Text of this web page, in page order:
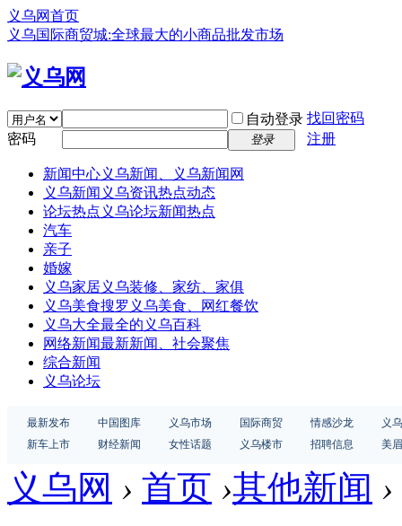
义乌网首页
义乌国际商贸城:全球最大的小商品批发市场
自动登录 找回密码
密码
登录 注册
新闻中心义乌新闻、义乌新闻网
义乌新闻 义乌资讯热点动态
论坛热点 义乌论坛新闻热点
汽车
亲子
婚嫁
义乌家居义乌装修、家纺、家俱
义乌美食搜罗义乌美食、网红餐饮
义乌大全最全的义乌百科
网络新闻最新新闻、社会聚焦
综合新闻
义乌论坛
最新发布 中国图库 义乌市场 国际商贸 情感沙龙
义
新车上市
财经新闻 女性话题 义乌楼市 招聘信息 美
义乌网 › 首页 ›其他新闻 ›